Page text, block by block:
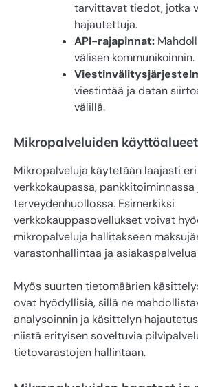
tarvittavat tiedot, jotka
hajautettuja.
API-rajapinnat:
välisen kommunikoinnin.
viestintää ja datan
välillä.
Mikropalveluiden
Mikropalveluja käytetään laajasti
verkkokaupassa, pankkitoiminnassa
terveydenhuollossa. Esimerkiksi
verkkokauppasovellukset voivat
mikropalveluja hallitakseen
varastonhallintaa ja
Myös suurten tietomäärien
ovat hyödyllisiä, sillä ne
analysoinnin ja käsittelyn
niistä erityisen soveltuvia
tietovarastojen hallintaan.